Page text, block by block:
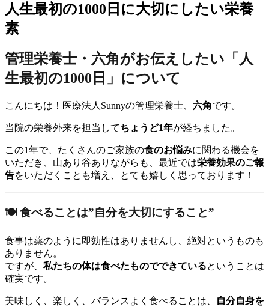
人生最初の1000日に大切にしたい栄養
素
管理栄養士・六角がお伝えしたい「人
生最初の1000日」について
こんにちは！医療法人Sunnyの管理栄養士、 六角です。
当院の栄養外来を担当してちょうど1年が経ちました。
この1年で、たくさんのご家族の食のお悩みに関わる機会を
いただき、山あり谷ありながらも、最近では栄養効果のご報
告をいただくことも増え、とても嬉しく思っております！
🍽 食べることは”自分を大切にすること”
食事は薬のように即効性はありませんし、絶対というものも
ありません。
ですが、 私たちの体は食べたものでできているということは
確実です。
美味しく、楽しく、バランスよく食べることは、
自分自身を